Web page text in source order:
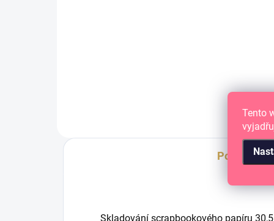
Tento
Popis
Skladování scrapbookového papíru